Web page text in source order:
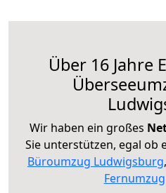
Über 16 Jahre
Wir haben ein großes
Sie unterstützen, egal ob
Büroumzug Ludwigsburg,
Fernumzug